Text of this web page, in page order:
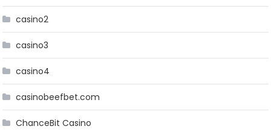
casino2
casino3
casino4
casinobeefbet.com
ChanceBit Casino